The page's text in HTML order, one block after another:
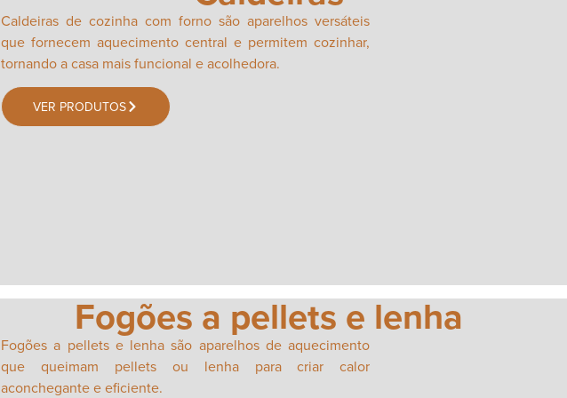
Caldeiras de cozinha com forno são aparelhos versáteis
que fornecem aquecimento central e permitem cozinhar,
tornando a casa mais funcional e acolhedora.
VER PRODUTOS
Fogões a pellets e lenha
Fogões a pellets e lenha são aparelhos de aquecimento
que queimam pellets ou lenha para criar calor
aconchegante e eficiente.